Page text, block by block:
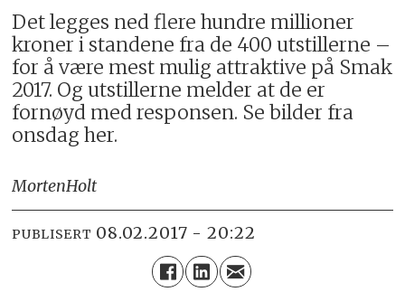
Det legges ned flere hundre millioner
kroner i standene fra de 400 utstillerne –
for å være mest mulig attraktive på Smak
2017. Og utstillerne melder at de er
fornøyd med responsen. Se bilder fra
onsdag her.
MortenHolt
PUBLISERT 08.02.2017 - 20:22